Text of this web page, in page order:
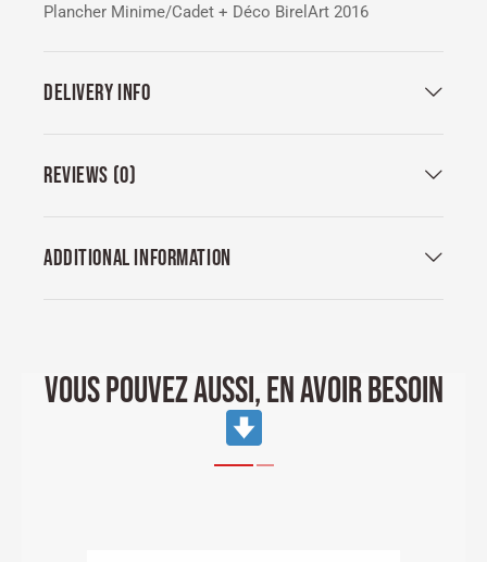
Plancher Minime/Cadet + Déco BirelArt 2016
DELIVERY INFO
REVIEWS (0)
ADDITIONAL INFORMATION
VOUS POUVEZ AUSSI, EN AVOIR BESOIN